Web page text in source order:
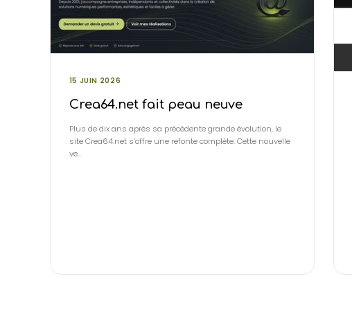
15 JUIN 2026
Crea64.net fait peau neuve
Plus de dix ans après sa précédente grande évolution, le
site Crea64.net s’offre une refonte complète. Cette nouvelle
ve…